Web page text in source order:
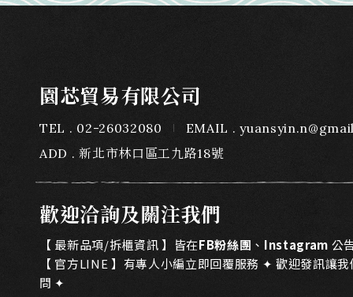
園芯貿易有限公司
TEL 02-26032080 EMAIL
ADD
新北市林口區工九路18號
歡迎洽詢及關注我們
【 最新品項/拆櫃資訊 】皆在FB粉絲團 、 Instagram 公
【 官方LINE 】有專人小編立即回覆服務 ✦ 歡迎發訊讓
問 ✦